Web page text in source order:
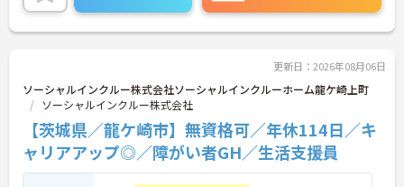
年代のスタッフがそれぞれの経験を活かして活躍し
ています。一般社員研修や外部勉強会受講支援な
心です。また、請求・申請業務は本社専門部署が一
括対応するため、利用者さまへの支援に集中できま
す。キャリアアップを目指したい方、プライベート
と両立しながら専門性を高めたい方におすすめで
す。ご興味のある方は詳細等をお伝えしますので、
お気軽にお問い合わせください。
更新日：2026年08月06日
ソーシャルインクルー株式会社ソーシャルインクルーホーム龍ケ崎上町
ソーシャルインクルー株式会社
【茨城県／龍ケ崎市】無資格可／年休114日／キ
ャリアアップ◎／障がい者GH／生活支援員